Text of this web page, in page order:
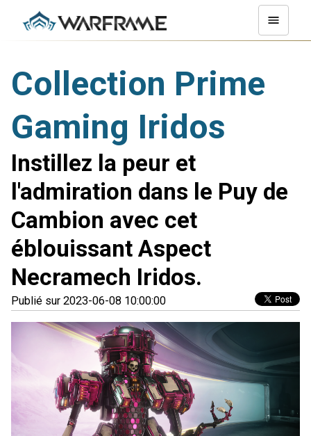
Collection Prime
Gaming Iridos
Instillez la peur et
l'admiration dans le Puy de
Cambion avec cet
éblouissant Aspect
Necramech Iridos.
Publié sur 2023-06-08 10:00:00